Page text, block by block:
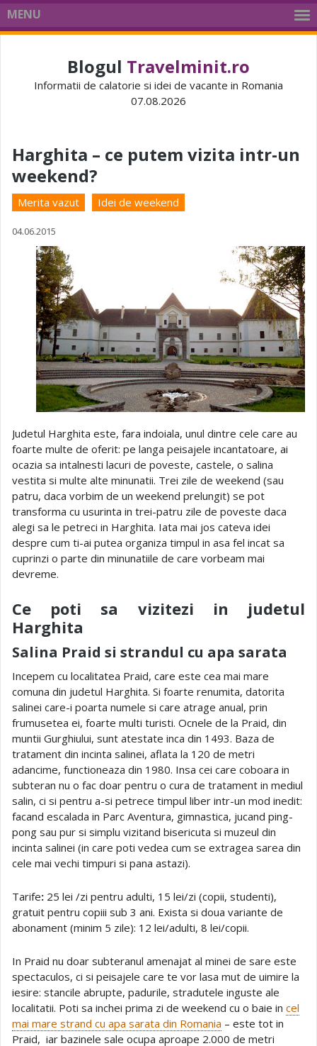
MENU
Blogul Travelminit.ro
Informatii de calatorie si idei de vacante in Romania
07.08.2026
Harghita – ce putem vizita intr-un
weekend?
Merita vazut Idei de weekend
04.06.2015
Judetul Harghita este, fara indoiala, unul dintre cele care au
foarte multe de oferit: pe langa peisajele incantatoare, ai
ocazia sa intalnesti lacuri de poveste, castele, o salina
vestita si multe alte minunatii. Trei zile de weekend (sau
patru, daca vorbim de un weekend prelungit) se pot
transforma cu usurinta in trei-patru zile de poveste daca
alegi sa le petreci in Harghita. Iata mai jos cateva idei
despre cum ti-ai putea organiza timpul in asa fel incat sa
cuprinzi o parte din minunatiile de care vorbeam mai
devreme.
Ce poti sa vizitezi in judetul
Harghita
Salina Praid si strandul cu apa sarata
Incepem cu localitatea Praid, care este cea mai mare
comuna din judetul Harghita. Si foarte renumita, datorita
salinei care-i poarta numele si care atrage anual, prin
frumusetea ei, foarte multi turisti. Ocnele de la Praid, din
muntii Gurghiului, sunt atestate inca din 1493. Baza de
tratament din incinta salinei, aflata la 120 de metri
adancime, functioneaza din 1980. Insa cei care coboara in
subteran nu o fac doar pentru o cura de tratament in mediul
salin, ci si pentru a-si petrece timpul liber intr-un mod inedit:
facand escalada in Parc Aventura, gimnastica, jucand ping-
pong sau pur si simplu vizitand bisericuta si muzeul din
incinta salinei (in care poti vedea cum se extragea sarea din
cele mai vechi timpuri si pana astazi).
Tarife: 25 lei /zi pentru adulti, 15 lei/zi (copii, studenti),
gratuit pentru copiii sub 3 ani. Exista si doua variante de
abonament (minim 5 zile): 12 lei/adulti, 8 lei/copii.
In Praid nu doar subteranul amenajat al minei de sare este
spectaculos, ci si peisajele care te vor lasa mut de uimire la
iesire: stancile abrupte, padurile, stradutele inguste ale
localitatii. Poti sa inchei prima zi de weekend cu o baie in cel
mai mare strand cu apa sarata din Romania – este tot in
Praid, iar bazinele sale ocupa aproape 2.000 de metri